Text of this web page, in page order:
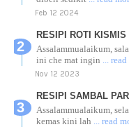
Feb 12 2024
RESIPI ROTI KISMIS
Assalammualaikum,
ini che mat ingin ...
Nov 12 2023
RESIPI SAMBAL
Assalammualaikum,
kemas kini lah ... read